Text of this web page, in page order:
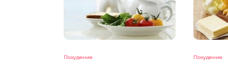
Похудение Похудение